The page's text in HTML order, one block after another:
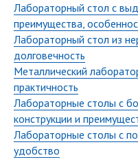
Лабораторный стол с
преимущества,
Лабораторный стол из
долговечность
Металлический
практичность
Лабораторные столы с
конструкции и
Лабораторные столы с
удобство